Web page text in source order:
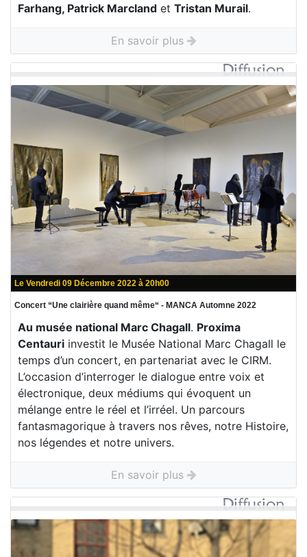
Farhang, Patrick Marcland et Tristan Murail.
En savoir plus
Le Vendredi 09 Décembre 2022 à 20h00
Concert “Une clairière quand même“ - MANCA Automne 2022
Au musée national Marc Chagall. Proxima
Centauri investit le Musée National Marc Chagall le
temps d’un concert, en partenariat avec le CIRM.
L’occasion d’interroger le dialogue entre voix et
électronique, deux médiums qui évoquent un
mélange entre le réel et l’irréel. Un parcours
fantasmagorique à travers nos rêves, notre Histoire,
nos légendes et notre univers.
En savoir plus